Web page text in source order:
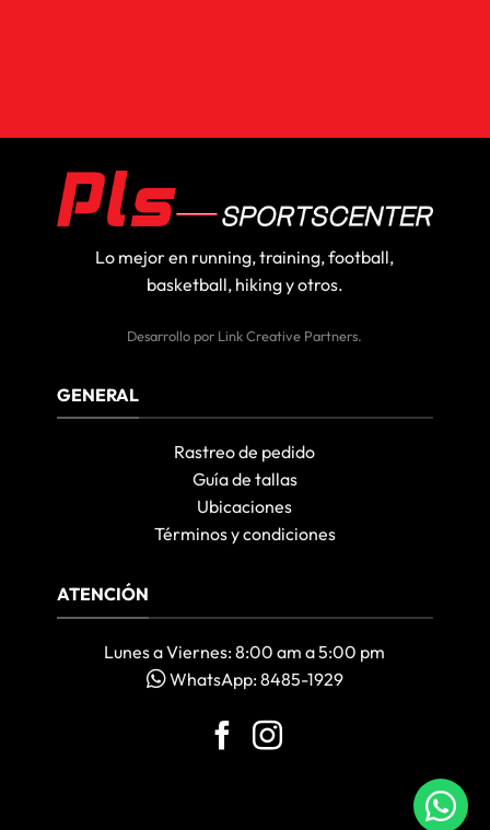
Lo mejor en running, training, football,
basketball, hiking y otros.
Desarrollo por Link Creative Partners.
GENERAL
Rastreo de pedido
Guía de tallas
Ubicaciones
Términos y condiciones
ATENCIÓN
Lunes a Viernes: 8:00 am a 5:00 pm
WhatsApp: 8485-1929